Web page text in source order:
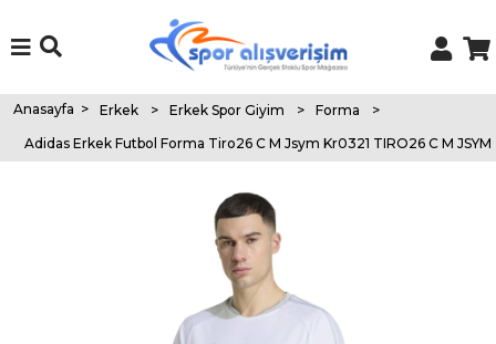
Anasayfa > Erkek > Erkek Spor Giyim > Forma
>
Adidas Erkek Futbol Forma Tiro26 C M Jsym Kr0321 TIRO26 C M JSYM